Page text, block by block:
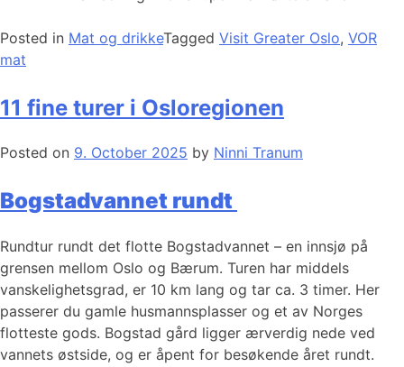
Posted in Mat og drikkeTagged Visit Greater Oslo, VOR
mat
11 fine turer i Osloregionen
Posted on 9. October 2025 by Ninni Tranum
Bogstadvannet rundt
Rundtur rundt det flotte Bogstadvannet – en innsjø på
grensen mellom Oslo og Bærum. Turen har middels
vanskelighetsgrad, er 10 km lang og tar ca. 3 timer. Her
passerer du gamle husmannsplasser og et av Norges
flotteste gods. Bogstad gård ligger ærverdig nede ved
vannets østside, og er åpent for besøkende året rundt.